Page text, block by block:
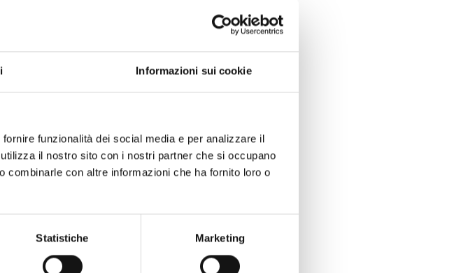
Informazioni sui cookie
funzionalità dei social media e per analizzare il
il nostro sito con i nostri partner che si occupano
combinarle con altre informazioni che ha fornito loro o
Statistiche Marketing
consueta sede dell’Auditorium di
la volta del Trio Jean Paul composto
violino e Martin Löhr al violoncello.
Casermetta San Colombano,
lla ricerca del suono di Boccheriniche in
successiva, 3 febbraio, quando
dedicato al Settecento, con rari